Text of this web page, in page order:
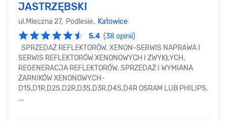
JASTRZĘBSKI
ul.Mleczna 27, Podlesie, Katowice
5.4 (38 opinii)
SPRZEDAŻ REFLEKTORÓW. XENON-SERWIS NAPRAWA I
SERWIS REFLEKTORÓW XENONOWYCH I ZWYKŁYCH.
REGENERACJA REFLEKTORÓW. SPRZEDAŻ I WYMIANA
ŻARNIKÓW XENONOWYCH-
D1S,D1R,D2S,D2R,D3S,D3R,D4S,D4R OSRAM LUB PHILIPS.
...